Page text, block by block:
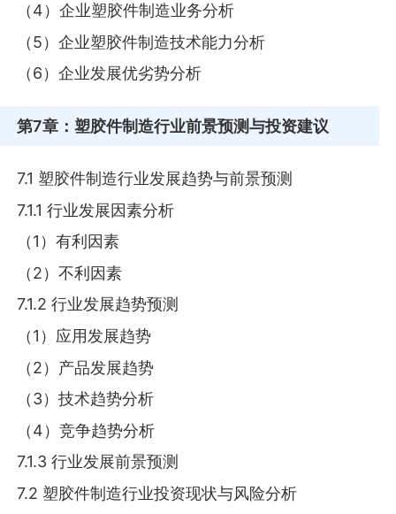
（4）企业塑胶件制造业务分析
（5）企业塑胶件制造技术能力分析
（6）企业发展优劣势分析
第7章 ：塑胶件制造行业前景预测与投资建议
7.1 塑胶件制造行业发展趋势与前景预测
7.1.1 行业发展因素分析
（1）有利因素
（2）不利因素
7.1.2 行业发展趋势预测
（1）应用发展趋势
（2）产品发展趋势
（3）技术趋势分析
（4）竞争趋势分析
7.1.3 行业发展前景预测
7.2 塑胶件制造行业投资现状与风险分析